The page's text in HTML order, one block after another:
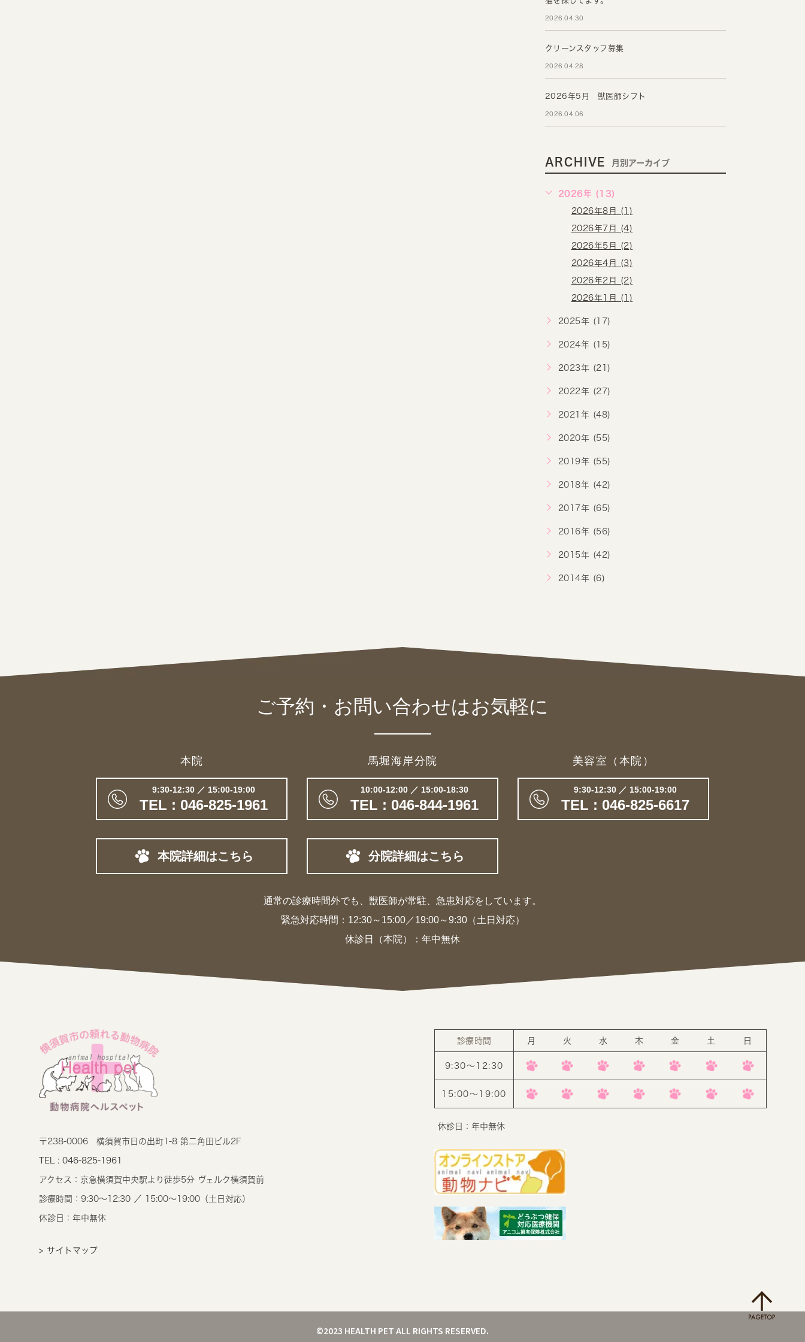
2026.04.30
クリーンスタッフ募集
2026.04.28
2026年5月 獣医師シフト
2026.04.06
ARCHIVE 月別アーカイブ
2026年 (13)
2026年8月 (1)
2026年7月 (4)
2026年5月 (2)
2026年4月 (3)
2026年2月 (2)
2026年1月 (1)
2025年 (17)
2024年 (15)
2023年 (21)
2022年 (27)
2021年 (48)
2020年 (55)
2019年 (55)
2018年 (42)
2017年 (65)
2016年 (56)
2015年 (42)
2014年 (6)
ご予約・お問い合わせはお気軽に
本院
9:30-12:30 ／ 15:00-19:00
TEL : 046-825-1961
本院詳細はこちら
馬堀海岸分院
10:00-12:00 ／ 15:00-18:30
TEL : 046-844-1961
分院詳細はこちら
美容室（本院）
9:30-12:30 ／ 15:00-19:00
TEL : 046-825-6617
通常の診療時間外でも、獣医師が常駐、 急患対応をしています。
緊急対応時間： 12:30～15:00／19:00～9:30（土日対応）
休診日（本院）：年中無休
〒238-0006 横須賀市日の出町1-8 第二角田ビル2F
TEL : 046-825-1961
アクセス： 京急横須賀中央駅より徒歩5分 ヴェルク横須賀前
診療時間： 9:30～12:30 ／ 15:00～19:00（土日対応）
休診日：年中無休
> サイトマップ
診療時間 月 火 水 木 金 土 日
9:30〜12:30
15:00〜19:00
休診日：年中無休
©2023 HEALTH PET ALL RIGHTS RESERVED.